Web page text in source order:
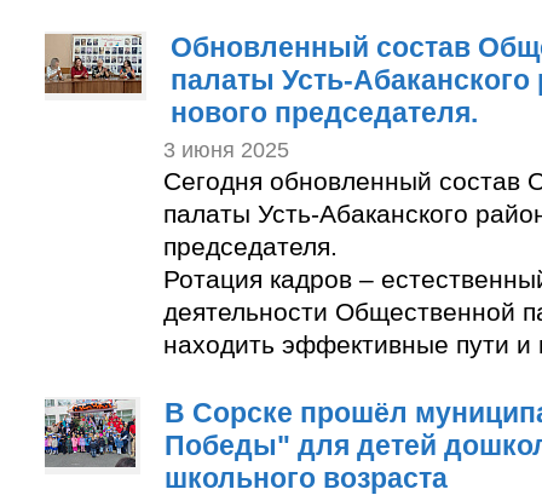
Обновленный состав
палаты Усть-
нового председателя.
3 июня 2025
Сегодня обновленный состав
палаты Усть-Абаканского
председателя.
Ротация кадров –
деятельности Общественной
находить эффективные пути
В Сорске прошёл
Победы" для детей
школьного возраста